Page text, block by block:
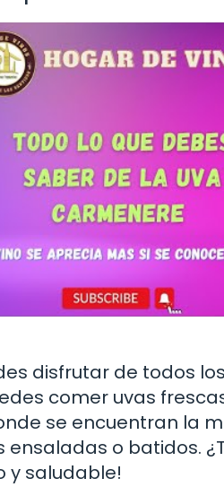
disfrutar de todos
comer uvas
se encuentran la
o batidos.
y saludable!